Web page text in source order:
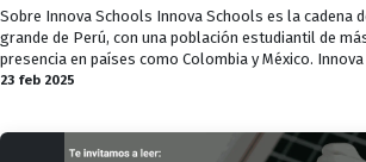
Sobre Innova Schools Innova Schools es la cadena
grande de Perú, con una población estudiantil de
presencia en países como Colombia y México. Innova
23 feb 2025